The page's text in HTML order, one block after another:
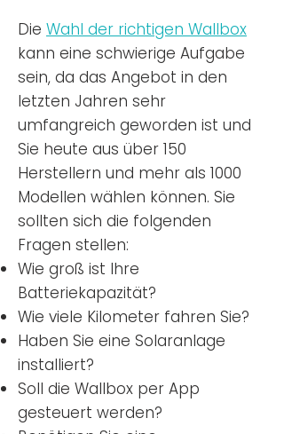
Die Wahl der richtigen Wallbox
kann eine schwierige Aufgabe
sein, da das Angebot in den
letzten Jahren sehr
umfangreich geworden ist und
Sie heute aus über 150
Herstellern und mehr als 1000
Modellen wählen können. Sie
sollten sich die folgenden
Fragen stellen:
Wie groß ist Ihre
Batteriekapazität?
Wie viele Kilometer fahren Sie?
Haben Sie eine Solaranlage
installiert?
Soll die Wallbox per App
gesteuert werden?